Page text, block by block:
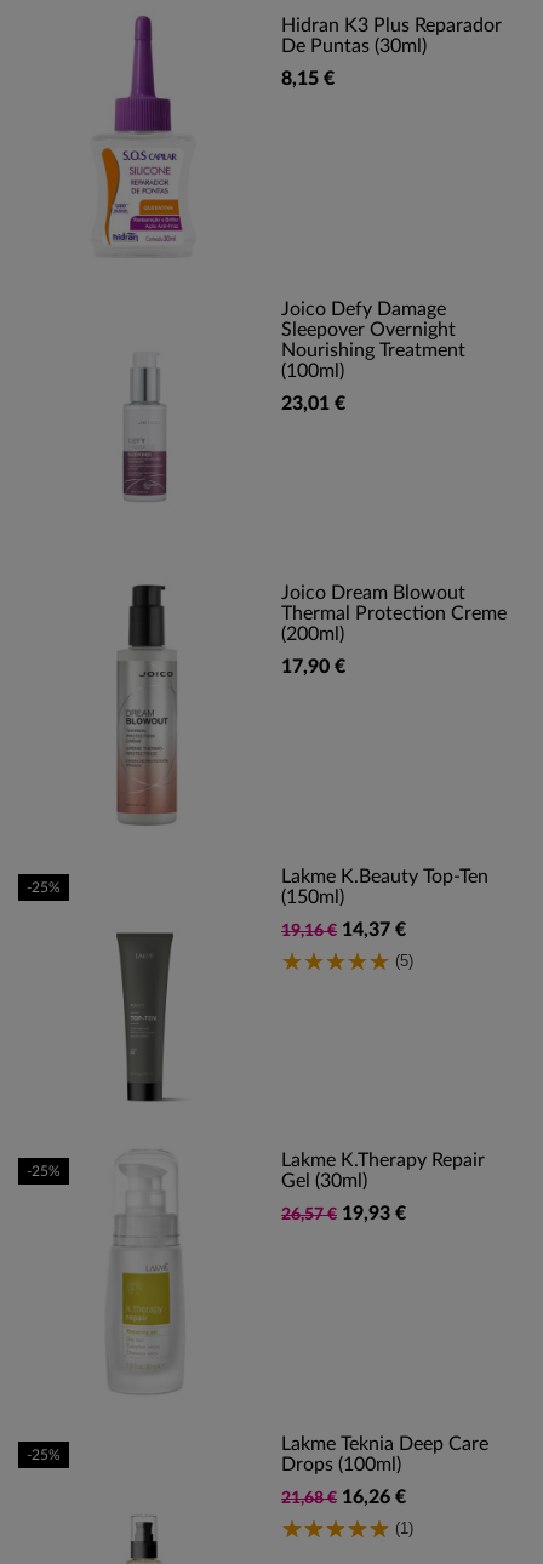
Hidran K3 Plus Reparador
De Puntas (30ml)
8,15 €
Joico Defy Damage
Sleepover Overnight
Nourishing Treatment
(100ml)
23,01 €
Joico Dream Blowout
Thermal Protection Creme
(200ml)
17,90 €
Lakme K.Beauty Top-Ten
(150ml)
19,16 € 14,37 €
(5)
-25%
Lakme K.Therapy Repair
Gel (30ml)
26,57 € 19,93 €
-25%
Lakme Teknia Deep Care
Drops (100ml)
21,68 € 16,26 €
(1)
-25%